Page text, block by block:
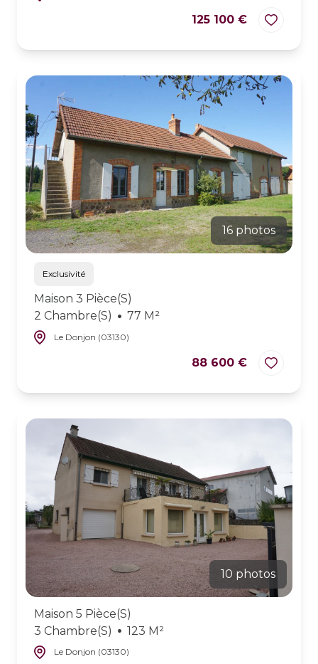
125 100 €
16 photos
Exclusivité
Maison 3 Pièce(s)
2 Chambre(s)
77 M²
Le Donjon (03130)
88 600 €
10 photos
Maison 5 Pièce(s)
3 Chambre(s)
123 M²
Le Donjon (03130)